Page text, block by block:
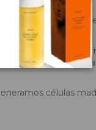
sufren un corte o
árido de
lo que otorga a
células